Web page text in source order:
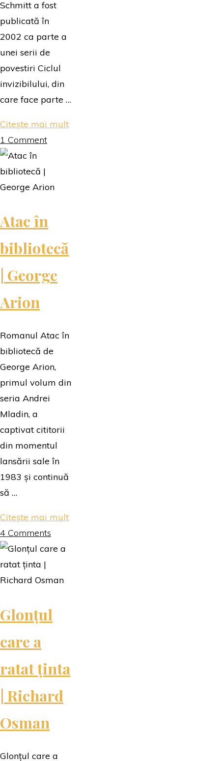
Schmitt a fost
publicată în
2002 ca parte a
unei serii de
povestiri Ciclul
invizibilului, din
care face parte …
Citește mai mult"Oscar
1 Comment
Atac în
bibliotecă
| George
Arion
Romanul Atac în
bibliotecă de
George Arion,
primul volum din
seria Andrei
Mladin, a
captivat cititorii
din momentul
lansării sale în
1983 și continuă
să …
Citește mai mult"Atac
4 Comments
Glonțul
care a
ratat ținta
| Richard
Osman
Glonțul care a